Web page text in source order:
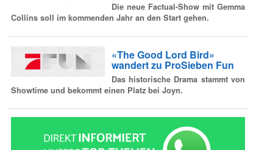
Die neue Factual-Show mit Gemma
Collins soll im kommenden Jahr an den Start gehen.
«The Good Lord Bird»
wandert zu ProSieben Fun
Das historische Drama stammt von
Showtime und bekommt einen Platz bei Joyn.